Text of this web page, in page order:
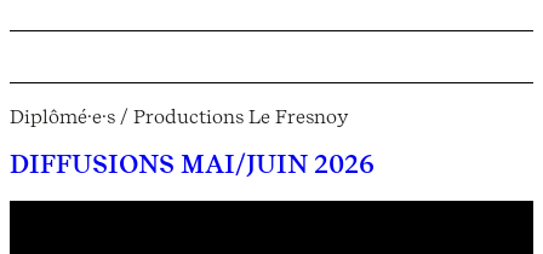
Diplômé·e·s / Productions Le Fresnoy
DIFFUSIONS MAI/JUIN 2026